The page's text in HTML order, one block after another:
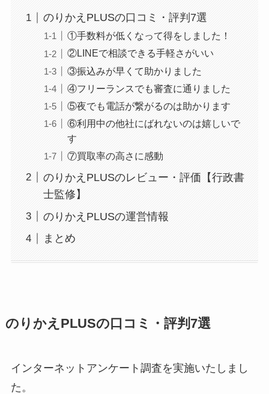
のりかえPLUSの口コミ・評判7選
①手数料が低くなって得をしました！
②LINEで相談できる手軽さがいい
③振込みが早くて助かりました
④フリーランスでも審査に通りました
⑤夜でも電話が繋がるのは助かります
⑥利用中の他社にばれないのは嬉しいで
す
⑦買取率の高さに感動
のりかえPLUSのレビュー・評価【行政書
士監修】
のりかえPLUSの運営情報
まとめ
のりかえPLUSの口コミ・評判7選
インターネットアンケート調査を実施いたしまし
た。